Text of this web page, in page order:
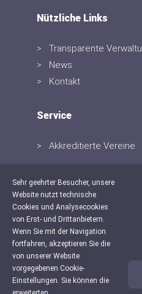
Nützliche Links
Transparente
News
Kontakt
Service
Akkreditierte Vereine
Sehr geehrter Besucher, unsere
Website nutzt technische
Cookies und Analysecookies
von Erst- und Drittanbietern.
Wenn Sie mit der Navigation
fortfahren, akzeptieren Sie die
von unserer Website
vorgegebenen Cookie-
Einstellungen. Sie können die